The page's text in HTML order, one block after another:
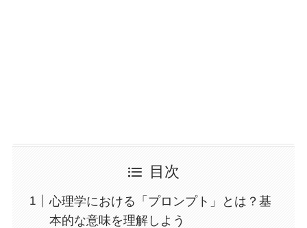
目次
心理学における「プロンプト」とは？基
本的な意味を理解しよう